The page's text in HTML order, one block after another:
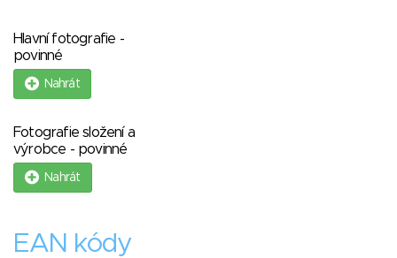
Hlavní fotografie -
povinné
Nahrát
Fotografie složení a
výrobce - povinné
Nahrát
EAN kódy